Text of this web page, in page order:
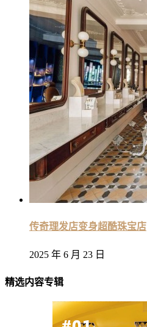
传奇理发店变身超酷珠宝店
2025 年 6 月 23 日
精选内容专辑